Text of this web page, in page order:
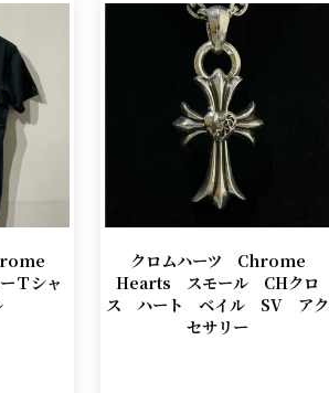
Ｔシャ
クロムハーツ Chrome
Hearts スモール CHクロ
ス ハート ベイル SV アク
セサリー